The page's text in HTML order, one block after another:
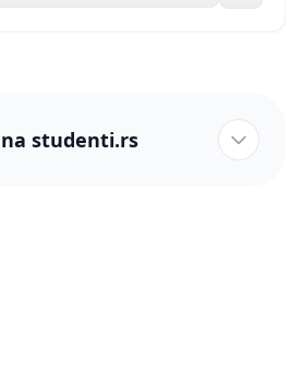
studenti.rs